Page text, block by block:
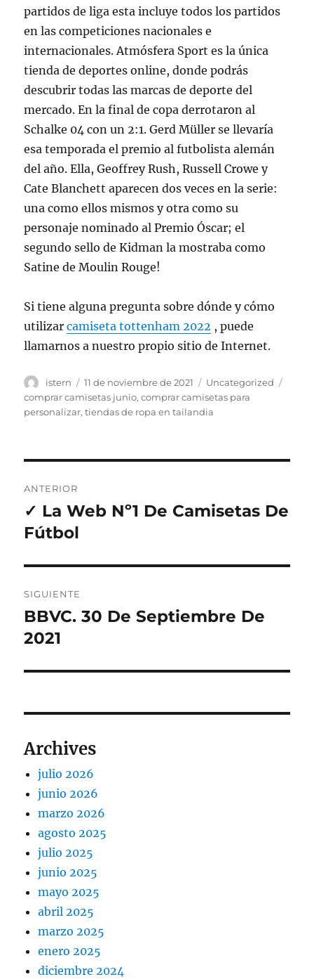
partidos de liga esta incluye todos los partidos
en las competiciones nacionales e
internacionales. Atmósfera Sport es la única
tienda de deportes online, donde podrás
descubrir todas las marcas de deporte del
mercado. En la final de copa derrotaron al
Schalke 04 con un 2:1. Gerd Müller se llevaría
esa temporada el premio al futbolista alemán
del año. Ella, Geoffrey Rush, Russell Crowe y
Cate Blanchett aparecen dos veces en la serie:
una como ellos mismos y otra como su
personaje nominado al Premio Óscar; el
segundo sello de Kidman la mostraba como
Satine de Moulin Rouge!
Si tiene alguna pregunta sobre dónde y cómo
utilizarcamiseta tottenham 2022 , puede
llamarnos a nuestro propio sitio de Internet.
Autor
istern
Publicado
el
11 de noviembre de 2021 Categorías
Uncategorized
comprar camisetas junio,comprar camisetas para
personalizar,tiendas de ropa en tailandia
de
entradas
ANTERIOR
Entrada
anterior:
✓ La Web Nº1 De Camisetas De
Fútbol
SIGUIENTE
Entrada
siguiente:
BBVC. 30 De Septiembre De
2021
Archives
julio 2026
junio 2026
marzo 2026
agosto 2025
julio 2025
junio 2025
mayo 2025
abril 2025
marzo 2025
enero 2025
diciembre 2024